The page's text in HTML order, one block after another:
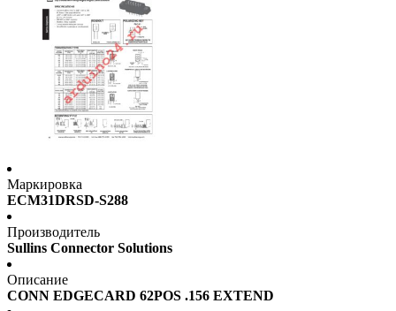
Маркировка
ECM31DRSD-S288
Производитель
Sullins Connector Solutions
Описание
CONN EDGECARD 62POS .156 EXTEND